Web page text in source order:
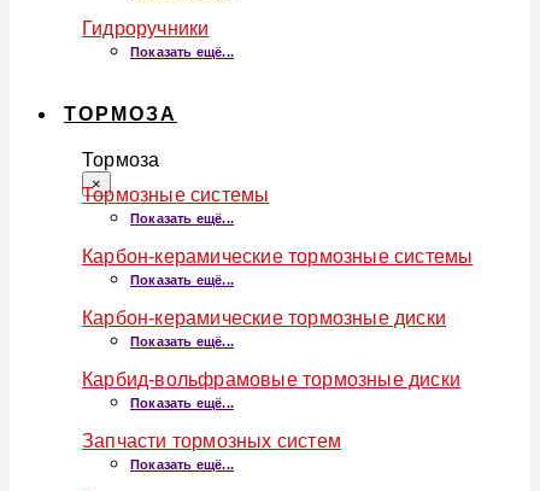
Гидроручники
Показать ещё...
ТОРМОЗА
Тормоза
×
Тормозные системы
Показать ещё...
Карбон-керамические тормозные системы
Показать ещё...
Карбон-керамические тормозные диски
Показать ещё...
Карбид-вольфрамовые тормозные диски
Показать ещё...
Запчасти тормозных систем
Показать ещё...